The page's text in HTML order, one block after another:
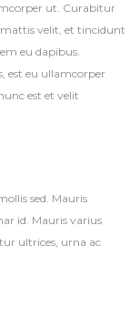
ut. Curabitur
velit, et tincidunt
eu dapibus.
est eu ullamcorper
est et velit
sed. Mauris
id. Mauris varius
ultrices, urna ac